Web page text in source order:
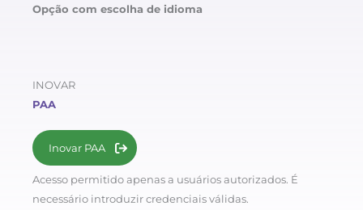
Opção com escolha de idioma
INOVAR
PAA
Inovar PAA
Acesso permitido apenas a usuários autorizados. É
necessário introduzir credenciais válidas.